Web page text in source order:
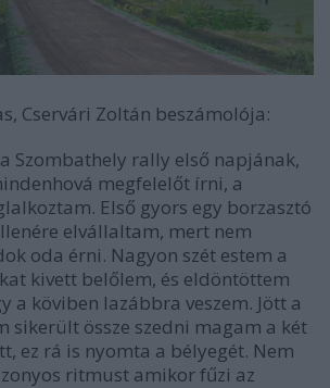
Cservári Zoltán beszámolója:
Szombathely rally első napjának,
megfelelőt írni, a
Első gyors egy borzasztó
elvállaltam, mert nem
oda érni. Nagyon szét estem a
kivett belőlem, és eldöntöttem
a köviben lazábbra veszem. Jött a
sikerült össze szedni magam a két
ez rá is nyomta a bélyegét. Nem
ritmust amikor fűzi az